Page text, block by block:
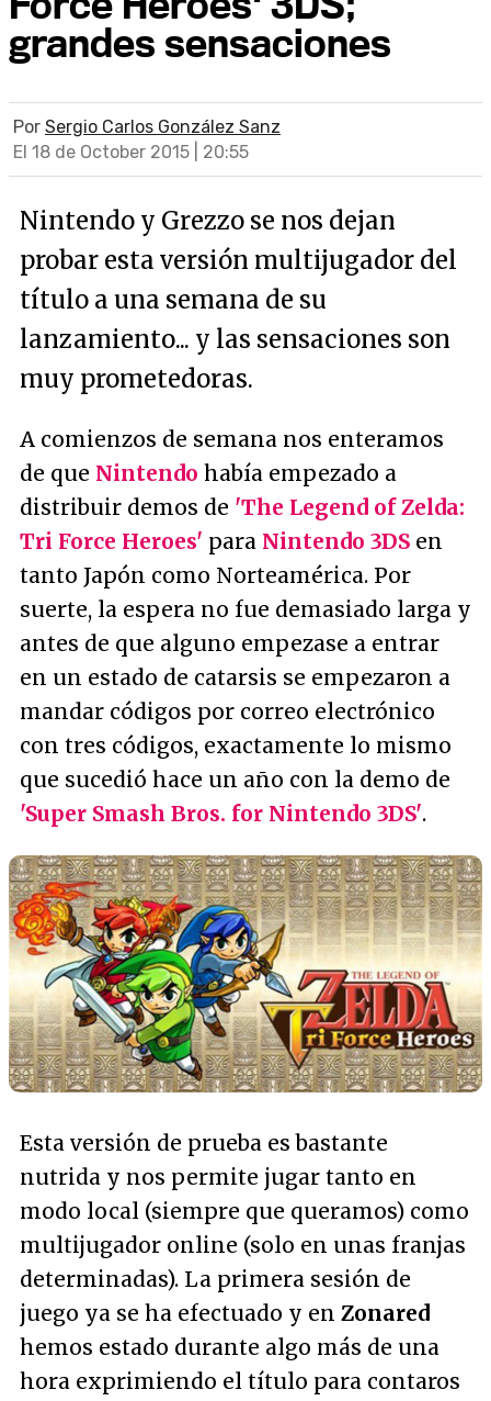
grandes sensaciones
Por Sergio Carlos González Sanz
El 18 de October 2015 | 20:55
Nintendo y Grezzo se nos dejan
probar esta versión multijugador del
título a una semana de su
lanzamiento... y las sensaciones son
muy prometedoras.
A comienzos de semana nos enteramos
de que Nintendo había empezado a
distribuir demos de 'The Legend of Zelda:
Tri Force Heroes' para Nintendo 3DS en
tanto Japón como Norteamérica. Por
suerte, la espera no fue demasiado larga y
antes de que alguno empezase a entrar
en un estado de catarsis se empezaron a
mandar códigos por correo electrónico
con tres códigos, exactamente lo mismo
que sucedió hace un año con la demo de
'Super Smash Bros. for Nintendo 3DS'.
Esta versión de prueba es bastante
nutrida y nos permite jugar tanto en
modo local (siempre que queramos) como
multijugador online (solo en unas franjas
determinadas). La primera sesión de
juego ya se ha efectuado y en Zonared
hemos estado durante algo más de una
hora exprimiendo el título para contaros